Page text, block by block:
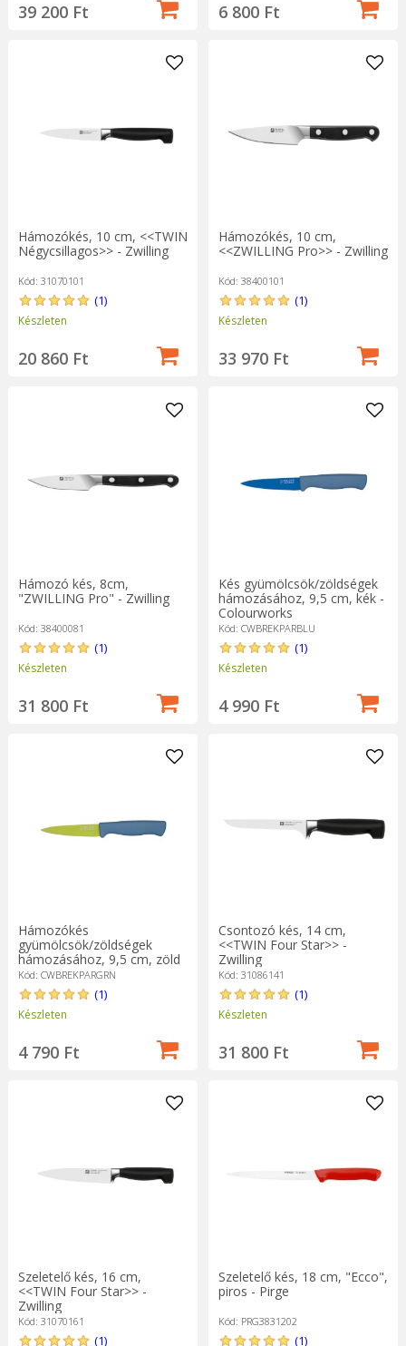
39 200 Ft 6 800 Ft
Hámozókés, 10 cm, <<TWIN
Négycsillagos>> - Zwilling
Kód: 31070101
(1)
Készleten
20 860 Ft
Hámozókés, 10 cm,
<<ZWILLING Pro>> - Zwilling
Kód: 38400101
(1)
Készleten
33 970 Ft
Hámozó kés, 8cm,
"ZWILLING Pro" - Zwilling
Kód: 38400081
(1)
Készleten
31 800 Ft
Kés gyümölcsök/zöldségek
hámozásához, 9,5 cm, kék -
Colourworks
Kód: CWBREKPARBLU
(1)
Készleten
4 990 Ft
Hámozókés
gyümölcsök/zöldségek
hámozásához, 9,5 cm, zöld
- Colourworks
Kód: CWBREKPARGRN
(1)
Készleten
4 790 Ft
Csontozó kés, 14 cm,
<<TWIN Four Star>> -
Zwilling
Kód: 31086141
(1)
Készleten
31 800 Ft
Szeletelő kés, 16 cm,
<<TWIN Four Star>> -
Zwilling
Kód: 31070161
(1)
Szeletelő kés, 18 cm, "Ecco",
piros - Pirge
Kód: PRG3831202
(1)